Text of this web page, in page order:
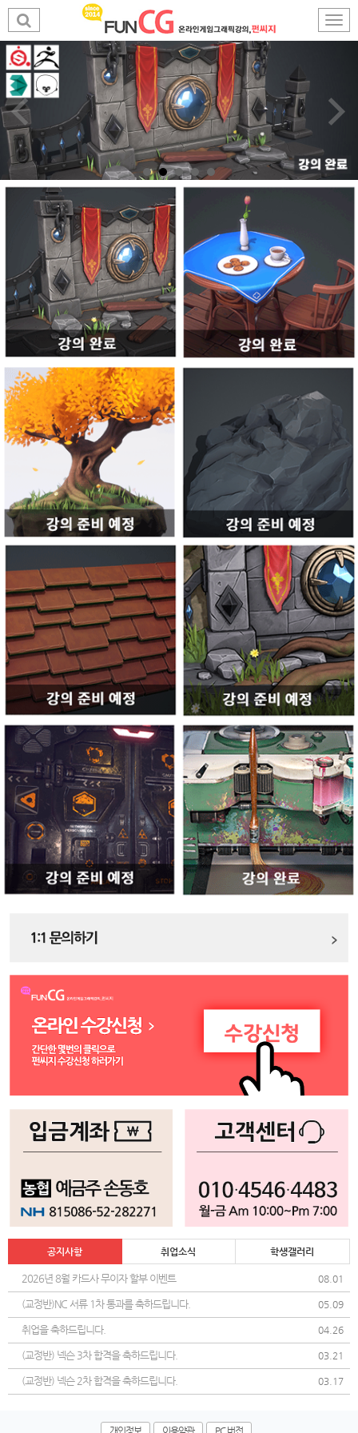
공지사항 취업소식 학생갤러리
2026년 8월 카드사 무이자 할부 이벤트 08.01
(교정반)NC 서류 1차 통과를 축하드립니다. 05.09
취업을 축하드립니다. 04.26
(교정반) 넥슨 3차 합격을 축하드립니다. 03.21
(교정반) 넥슨 2차 합격을 축하드립니다. 03.17
개인정보 이용약관 PC 버전